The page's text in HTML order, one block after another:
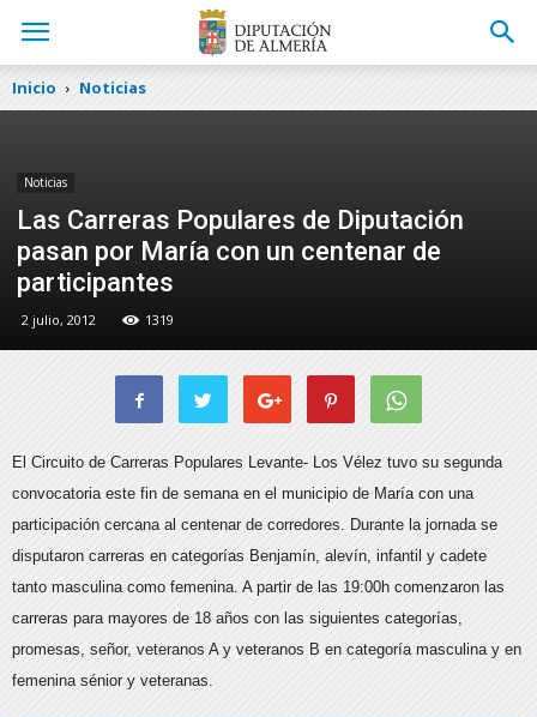
Inicio Noticias
Noticias
Las Carreras Populares de Diputación
pasan por María con un centenar de
participantes
2 julio, 2012 1319
El Circuito de Carreras Populares Levante- Los Vélez tuvo su segunda
convocatoria este fin de semana en el municipio de María con una
participación cercana al centenar de corredores. Durante la jornada se
disputaron carreras en categorías Benjamín, alevín, infantil y cadete
tanto masculina como femenina. A partir de las 19:00h comenzaron las
carreras para mayores de 18 años con las siguientes categorías,
promesas, señor, veteranos A y veteranos B en categoría masculina y en
femenina sénior y veteranas.